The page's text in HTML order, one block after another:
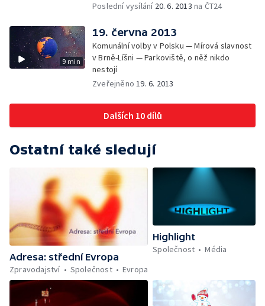
Poslední vysílání 20. 6. 2013 na ČT24
9 min
19. června 2013
Komunální volby v Polsku — Mírová slavnost
v Brně-Líšni — Parkoviště, o něž nikdo
nestojí
Zveřejněno19. 6. 2013
Dalších 10 dílů
Ostatní také sledují
Adresa: střední Evropa
Zpravodajství
Společnost Evropa
Highlight
Společnost
Média